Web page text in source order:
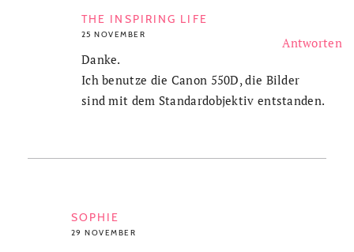
THE INSPIRING LIFE
25 NOVEMBER
Danke.
Ich benutze die Canon 550D, die Bilder
sind mit dem Standardobjektiv entstanden.
SOPHIE
29 NOVEMBER
Antworten